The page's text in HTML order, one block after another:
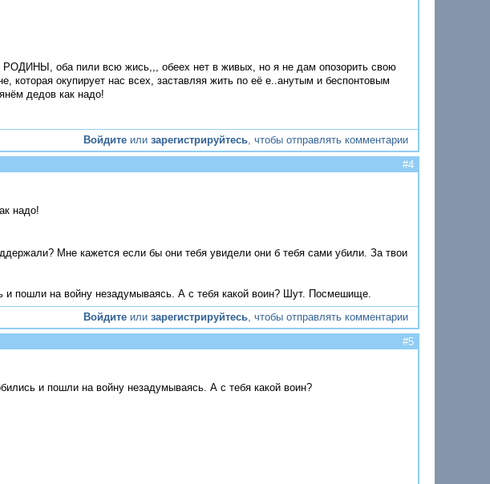
РОДИНЫ, оба пили всю жись,,, обеех нет в живых, но я не дам опозорить свою
которая окупирует нас всех, заставляя жить по её е..анутым и беспонтовым
дедов как надо!
Войдите илизарегистрируйтесь, чтобы отправлять комментарии
#4
надо!
Мне кажется если бы они тебя увидели они б тебя сами убили. За твои
пошли на войну незадумываясь. А с тебя какой воин? Шут. Посмешище.
Войдите илизарегистрируйтесь , чтобы отправлять комментарии
#5
и пошли на войну незадумываясь. А с тебя какой воин?